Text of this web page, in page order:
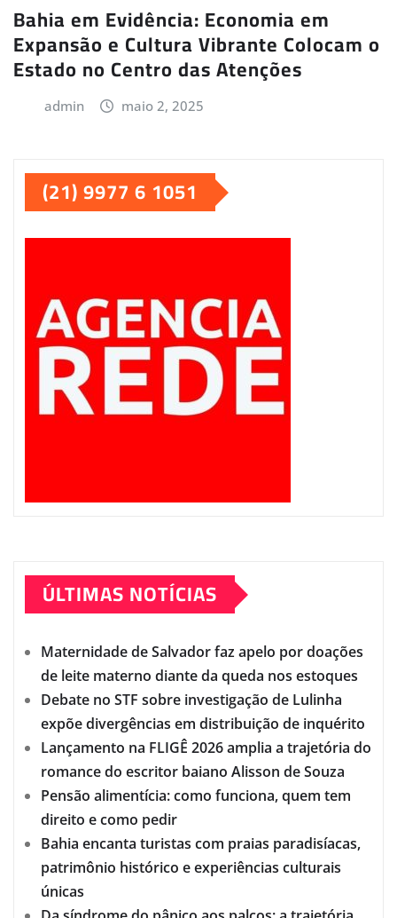
Bahia em Evidência: Economia em
Expansão e Cultura Vibrante Colocam o
Estado no Centro das Atenções
admin maio 2, 2025
(21) 9977 6 1051
ÚLTIMAS NOTÍCIAS
Maternidade de Salvador faz apelo por doações
de leite materno diante da queda nos estoques
Debate no STF sobre investigação de Lulinha
expõe divergências em distribuição de inquérito
Lançamento na FLIGÊ 2026 amplia a trajetória do
romance do escritor baiano Alisson de Souza
Pensão alimentícia: como funciona, quem tem
direito e como pedir
Bahia encanta turistas com praias paradisíacas,
patrimônio histórico e experiências culturais
únicas